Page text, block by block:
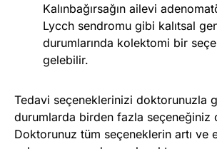
Kalınbağırsağın ailevi
Lycch sendromu gibi kalıtsal
durumlarında kolektomi bir
gelebilir.
Tedavi seçeneklerinizi doktorunuzla
durumlarda birden fazla seçeneğiniz
Doktorunuz tüm seçeneklerin artı ve